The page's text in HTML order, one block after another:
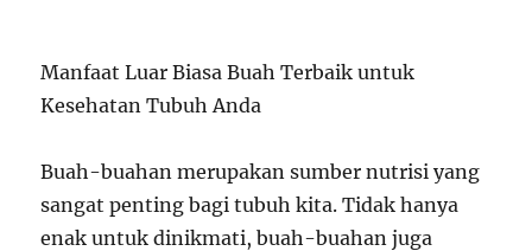
Manfaat Luar Biasa Buah Terbaik untuk
Kesehatan Tubuh Anda
Buah-buahan merupakan sumber nutrisi yang
sangat penting bagi tubuh kita. Tidak hanya
enak untuk dinikmati, buah-buahan juga